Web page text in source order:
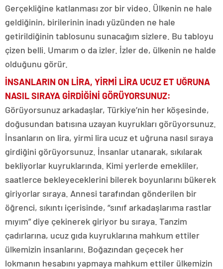
Gerçekliğine katlanması zor bir video. Ülkenin ne hale
geldiğinin, birilerinin inadı yüzünden ne hale
getirildiğinin tablosunu sunacağım sizlere. Bu tabloyu
çizen belli. Umarım o da izler. İzler de, ülkenin ne halde
olduğunu görür.
İNSANLARIN ON LİRA, YİRMİ LİRA UCUZ ET UĞRUNA
NASIL SIRAYA GİRDİĞİNİ GÖRÜYORSUNUZ:
Görüyorsunuz arkadaşlar, Türkiye’nin her köşesinde,
doğusundan batısına uzayan kuyrukları görüyorsunuz.
İnsanların on lira, yirmi lira ucuz et uğruna nasıl sıraya
girdiğini görüyorsunuz. İnsanlar utanarak, sıkılarak
bekliyorlar kuyruklarında. Kimi yerlerde emekliler,
saatlerce bekleyeceklerini bilerek boyunlarını bükerek
giriyorlar sıraya. Annesi tarafından gönderilen bir
öğrenci, sıkıntı içerisinde, “sınıf arkadaşlarıma rastlar
mıyım” diye çekinerek giriyor bu sıraya. Tanzim
çadırlarına, ucuz gıda kuyruklarına mahkum ettiler
ülkemizin insanlarını. Boğazından geçecek her
lokmanın hesabını yapmaya mahkum ettiler ülkemizin